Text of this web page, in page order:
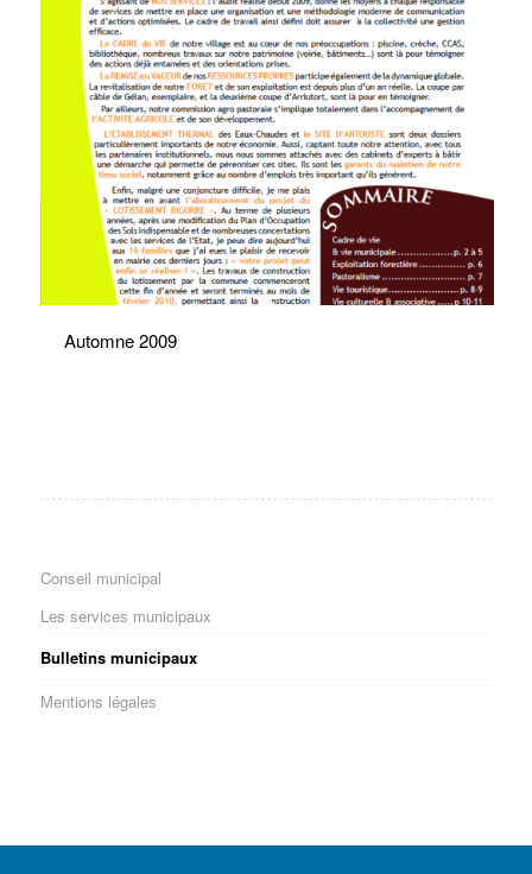
Automne 2009
Conseil municipal
Les services municipaux
Bulletins municipaux
Mentions légales